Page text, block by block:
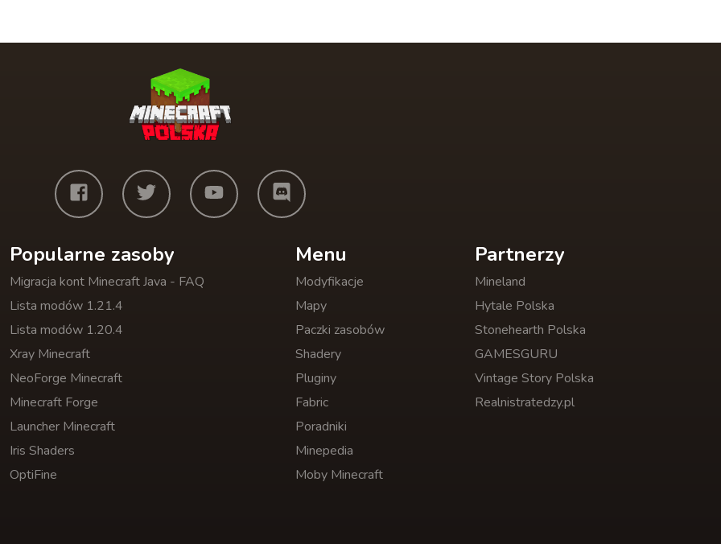
Popularne zasoby
Migracja kont Minecraft Java - FAQ
Lista modów 1.21.4
Lista modów 1.20.4
Xray Minecraft
NeoForge Minecraft
Minecraft Forge
Launcher Minecraft
Iris Shaders
OptiFine
Menu
Modyfikacje
Mapy
Paczki zasobów
Shadery
Pluginy
Fabric
Poradniki
Minepedia
Moby Minecraft
Partnerzy
Mineland
Hytale Polska
Stonehearth Polska
GAMESGURU
Vintage Story Polska
Realnistratedzy.pl